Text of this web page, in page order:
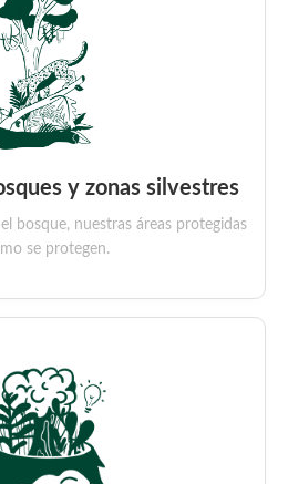
y zonas silvestres
bosque, nuestras áreas protegidas
se protegen.